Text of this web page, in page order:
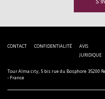
CONTACT CONFIDENTIALITÉ
AVIS
JURIDIQUE
Tour Alma city, 5 bis rue du Bosphore 35200
- France